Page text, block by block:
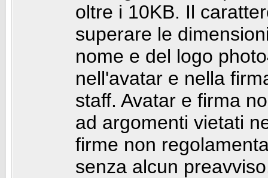
oltre i 10KB. Il
superare le
nome e del logo
nell'avatar e nella
staff. Avatar e firma
ad argomenti vietati
firme non
senza alcun